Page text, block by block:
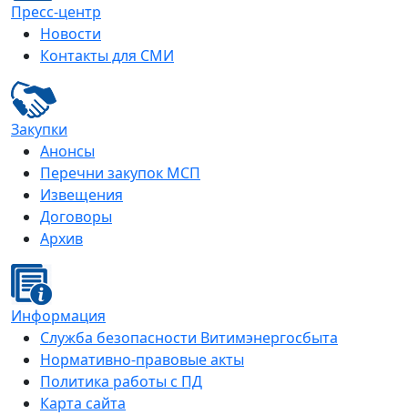
Пресс-центр
Новости
Контакты для СМИ
Закупки
Анонсы
Перечни закупок МСП
Извещения
Договоры
Архив
Информация
Служба безопасности Витимэнергосбыта
Нормативно-правовые акты
Политика работы с ПД
Карта сайта